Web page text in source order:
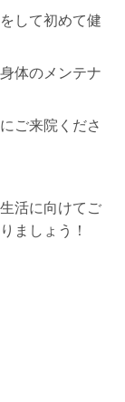
して初めて健
体のメンテナ
ご来院くださ
活に向けてご
ましょう！